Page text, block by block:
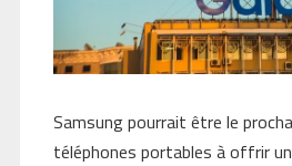
Samsung pourrait être le
téléphones portables à offrir